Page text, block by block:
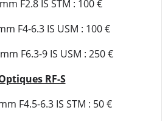
F2.8 IS STM : 100 €
F4-6.3 IS USM : 100 €
F6.3-9 IS USM : 250 €
RF-S
F4.5-6.3 IS STM : 50 €